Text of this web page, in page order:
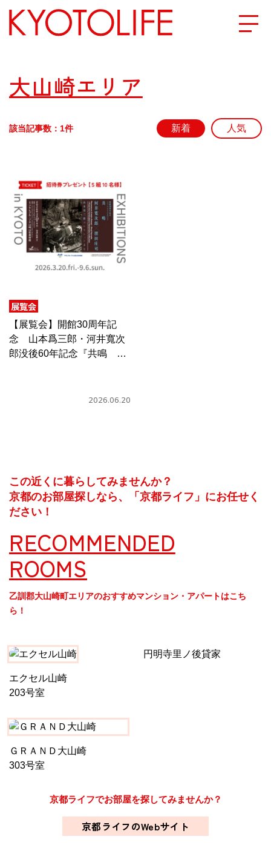
NEW OPEN
SERIES
CULTURE
ABOUT US
Instagram
SERIES
カレーが好き
京都おやつクラブ
今月の京みやげ
京都の書店
CULTURE
すべて
関西で開催。
おすすめの展覧会
大山崎エリア
該当記事数：1件
展覧会
【展覧会】開館30周年記
念 山本爲三郎・河井寬次
郎没後60年記念『共鳴 河
2026.06.20
この近くに暮らしてみませんか？
京都のお部屋探しなら、「京都ライフ」にお任せく
ださい！
RECOMMENDED
ROOMS
乙訓郡大山崎町エリアのおすすめマンション・アパートはこち
ら！
エクセル山崎
203号室
円明寺里ノ後貸家
ＧＲＡＮＤ大山崎
303号室
京都ライフでお部屋を探してみませんか？
京都ライフのWebサイト